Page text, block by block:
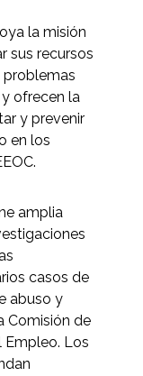
la misión
sus recursos
problemas
ofrecen la
y prevenir
en los
amplia
casos de
abuso y
Comisión de
Empleo. Los